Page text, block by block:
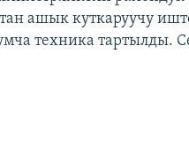
ашык куткаруучу
техника тартылды.